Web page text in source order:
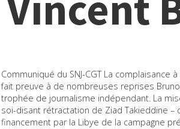
Communiqué du SNJ-CGT La complaisance
fait preuve à de nombreuses reprises
trophée de journalisme indépendant. La
soi-disant rétractation de Ziad Takieddine –
financement par la Libye de la campagne